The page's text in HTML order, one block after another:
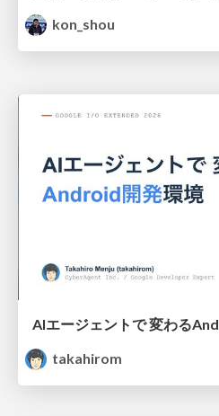
kon_shou
AIエージェントで 変わる
takahirom